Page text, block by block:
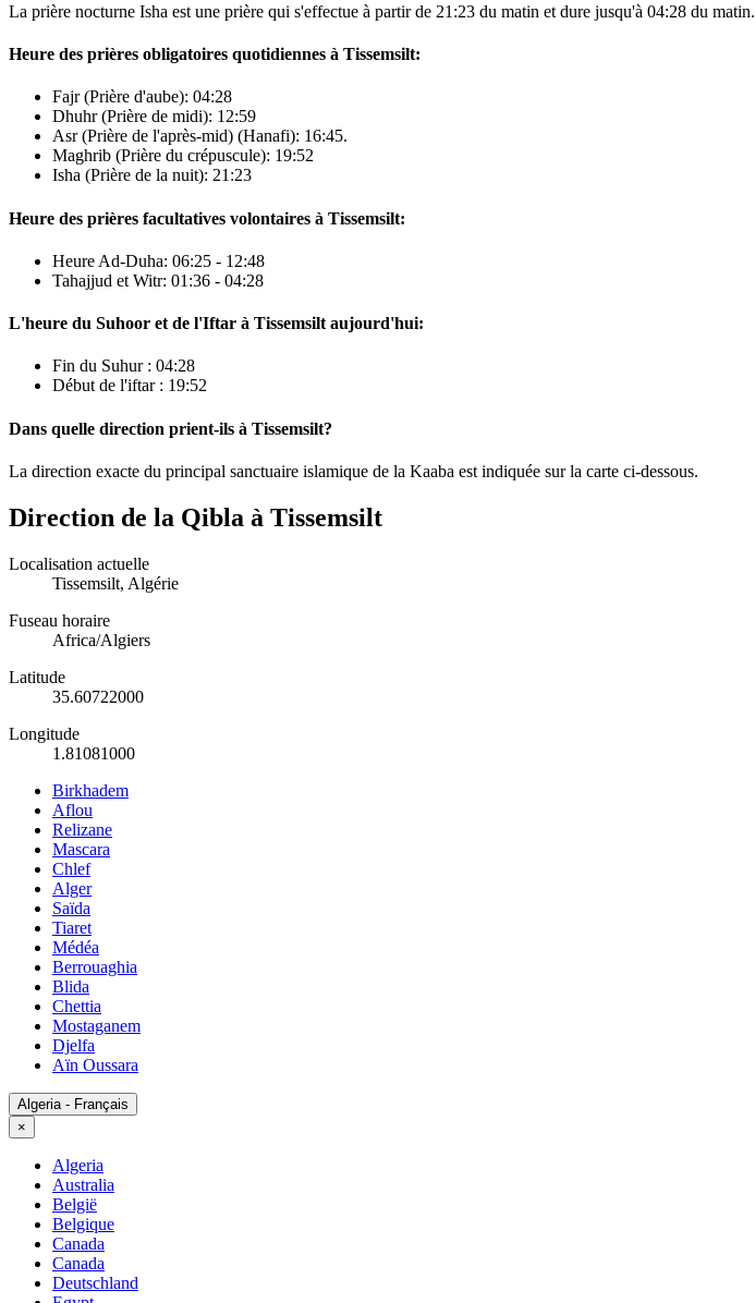
La prière nocturne Isha est une prière qui s'effectue à partir de 21:23 du matin et dure jusqu'à 04:28 du matin.
Heure des prières obligatoires quotidiennes à Tissemsilt:
Fajr (Prière d'aube): 04:28
Dhuhr (Prière de midi): 12:59
Asr (Prière de l'après-mid) (Hanafi): 16:45.
Maghrib (Prière du crépuscule): 19:52
Isha (Prière de la nuit): 21:23
Heure des prières facultatives volontaires à Tissemsilt:
Heure Ad-Duha: 06:25 - 12:48
Tahajjud et Witr: 01:36 - 04:28
L'heure du Suhoor et de l'Iftar à Tissemsilt aujourd'hui:
Fin du Suhur : 04:28
Début de l'iftar : 19:52
Dans quelle direction prient-ils à Tissemsilt?
La direction exacte du principal sanctuaire islamique de la Kaaba est indiquée sur la carte ci-dessous.
Direction de la Qibla à Tissemsilt
Localisation actuelle
Tissemsilt, Algérie
Fuseau horaire
Africa/Algiers
Latitude
35.60722000
Longitude
1.81081000
Birkhadem
Aflou
Relizane
Mascara
Chlef
Alger
Saïda
Tiaret
Médéa
Berrouaghia
Blida
Chettia
Mostaganem
Djelfa
Aïn Oussara
Algeria - Français
×
Algeria
Australia
België
Belgique
Canada
Canada
Deutschland